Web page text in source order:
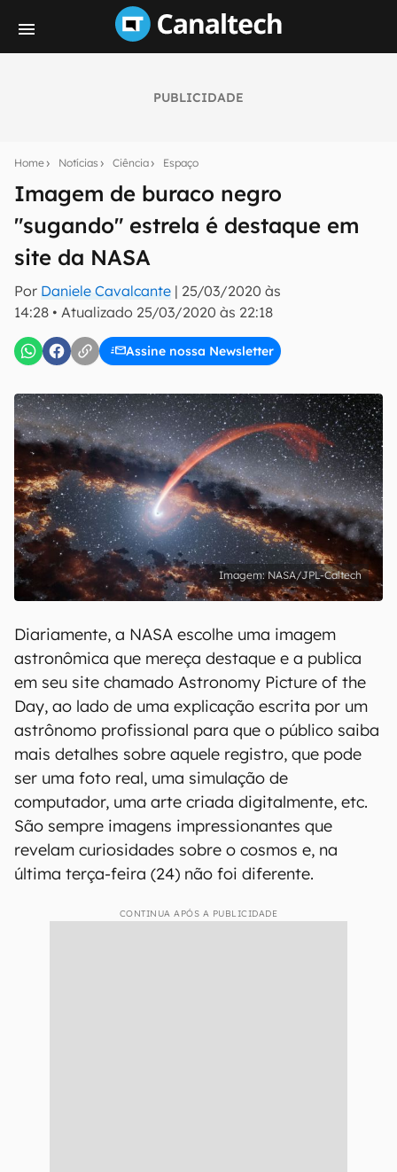
PUBLICIDADE
Home Notícias Ciência Espaço
Imagem de buraco negro
"sugando" estrela é destaque em
site da NASA
Por Daniele Cavalcante | 25/03/2020 às
14:28 • Atualizado 25/03/2020 às 22:18
Assine nossa Newsletter
notícias e reviews sobre tecnologia em primeira
E-mail
inscreva-se
Confirmo que li, aceito e concordo com os Termos de
Uso e Política de Privacidade do Canaltech.
NASA/JPL-Caltech
Diariamente, a NASA escolhe uma imagem
astronômica que mereça destaque e a publica
em seu site chamado Astronomy Picture of the
Day, ao lado de uma explicação escrita por um
astrônomo profissional para que o público saiba
mais detalhes sobre aquele registro, que pode
ser uma foto real, uma simulação de
computador, uma arte criada digitalmente, etc.
São sempre imagens impressionantes que
revelam curiosidades sobre o cosmos e, na
última terça-feira (24) não foi diferente.
CONTINUA APÓS A PUBLICIDADE